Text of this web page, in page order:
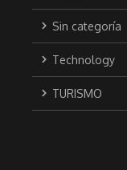
Sin categoría
Technology
TURISMO